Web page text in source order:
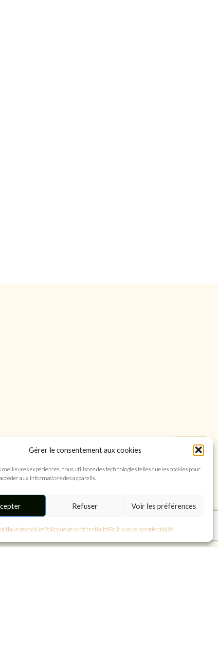
Gérer le consentement aux cookies
expériences, nous utilisons des technologies telles que les cookies pour
aux informations des appareils.
Refuser Voir les préférences
de cookiesPolitique de confidentialitéPolitique de confidentialité